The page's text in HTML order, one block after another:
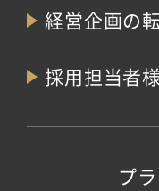
経営企画の
採用担当者
プ